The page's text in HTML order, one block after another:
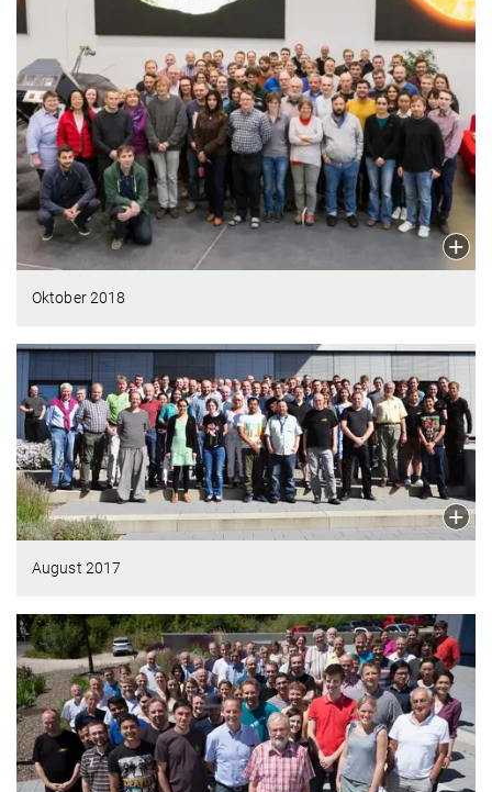
Oktober 2018
August 2017